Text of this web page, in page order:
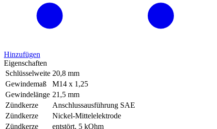
Hinzufügen
Eigenschaften
Schlüsselweite 20,8 mm
Gewindemaß
M14 x 1,25
Gewindelänge 21,5 mm
Zündkerze
Anschlussausführung SAE
Zündkerze
Nickel-Mittelelektrode
Zündkerze
entstört, 5 kOhm